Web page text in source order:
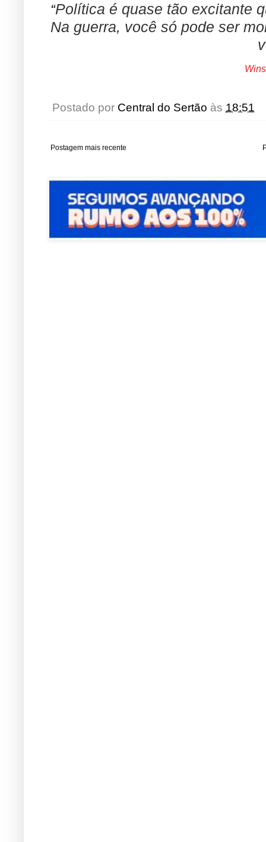
“Política é quase tão excitante
Na guerra, você só pode ser
Postado por Central do Sertão às 18:51
Postagem mais recente